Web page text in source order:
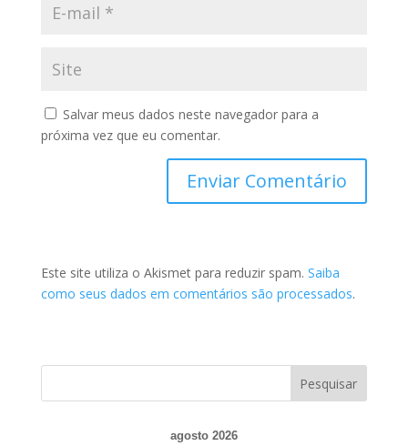
Salvar meus dados neste navegador para a
próxima vez que eu comentar.
Este site utiliza o Akismet para reduzir spam. Saiba
como seus dados em comentários são processados.
agosto 2026